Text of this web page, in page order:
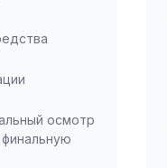
осмотр